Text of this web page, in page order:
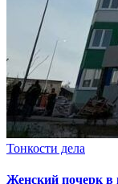
Тонкости дела
Женский почерк